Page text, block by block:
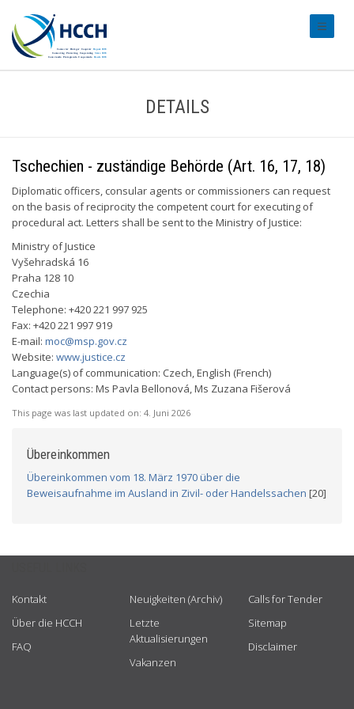
DETAILS
Tschechien - zuständige Behörde (Art. 16, 17, 18)
Diplomatic officers, consular agents or commissioners can request
on the basis of reciprocity the competent court for executing of
procedural act. Letters shall be sent to the Ministry of Justice:
Ministry of Justice
Vyšehradská 16
Praha 128 10
Czechia
Telephone: +420 221 997 925
Fax: +420 221 997 919
E-mail: moc@msp.gov.cz
Website: www.justice.cz
Language(s) of communication: Czech, English (French)
Contact persons: Ms Pavla Bellonová, Ms Zuzana Fišerová
This page was last updated on: 4. Juni 2026
Übereinkommen
Übereinkommen vom 18. März 1970 über die
Beweisaufnahme im Ausland in Zivil- oder Handelssachen [20]
Kontakt
Über die HCCH
FAQ
Neuigkeiten (Archiv)
Letzte
Aktualisierungen
Vakanzen
Calls for Tender
Sitemap
Disclaimer